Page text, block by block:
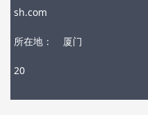
sh.com
所在地： 厦门
20